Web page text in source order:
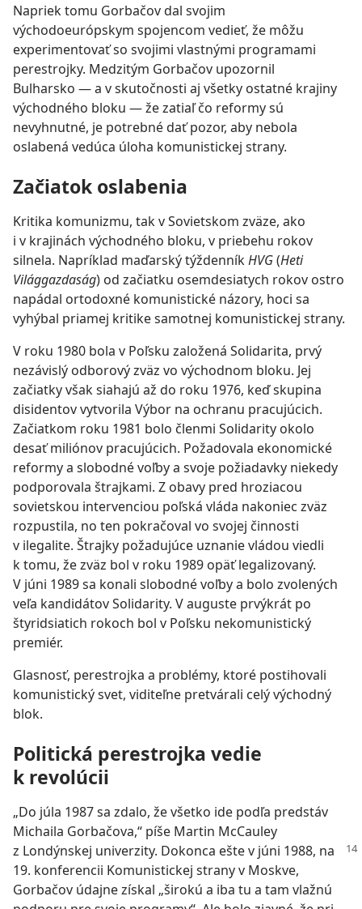
Napriek tomu Gorbačov dal svojim
východoeurópskym spojencom vedieť, že môžu
experimentovať so svojimi vlastnými programami
perestrojky. Medzitým Gorbačov upozornil
Bulharsko — a v skutočnosti aj všetky ostatné krajiny
východného bloku — že zatiaľ čo reformy sú
nevyhnutné, je potrebné dať pozor, aby nebola
oslabená vedúca úloha komunistickej strany.
Začiatok oslabenia
Kritika komunizmu, tak v Sovietskom zväze, ako
i v krajinách východného bloku, v priebehu rokov
silnela. Napríklad maďarský týždenníkHVG(Heti
Világgazdaság) od začiatku osemdesiatych rokov ostro
napádal ortodoxné komunistické názory, hoci sa
vyhýbal priamej kritike samotnej komunistickej strany.
V roku 1980 bola v Poľsku založená Solidarita, prvý
nezávislý odborový zväz vo východnom bloku. Jej
začiatky však siahajú až do roku 1976, keď skupina
disidentov vytvorila Výbor na ochranu pracujúcich.
Začiatkom roku 1981 bolo členmi Solidarity okolo
desať miliónov pracujúcich. Požadovala ekonomické
reformy a slobodné voľby a svoje požiadavky niekedy
podporovala štrajkami. Z obavy pred hroziacou
sovietskou intervenciou poľská vláda nakoniec zväz
rozpustila, no ten pokračoval vo svojej činnosti
v ilegalite. Štrajky požadujúce uznanie vládou viedli
k tomu, že zväz bol v roku 1989 opäť legalizovaný.
V júni 1989 sa konali slobodné voľby a bolo zvolených
veľa kandidátov Solidarity. V auguste prvýkrát po
štyridsiatich rokoch bol v Poľsku nekomunistický
premiér.
Glasnosť, perestrojka a problémy, ktoré postihovali
komunistický svet, viditeľne pretvárali celý východný
blok.
Politická perestrojka vedie
k revolúcii
„Do júla 1987 sa zdalo, že všetko ide podľa predstáv
Michaila Gorbačova,“ píše Martin McCauley
z Londýnskej univerzity. Dokonca ešte v júni 1988, na
19. konferencii Komunistickej strany v Moskve,
Gorbačov údajne získal „širokú a iba tu a tam vlažnú